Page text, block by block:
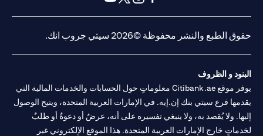
حقوق الطبع والنشر محفوظة ©2026 سيتي جروب انك.
البنود و الظروف
يوفر موقع Citibank.ae معلوماتٍ حول الحسابات والخدمات المالية التي
يقدمها فرع سيتي بنك إن.إيه. في الإمارات العربية المتحدة، ويتيح الوصول
إليها. ولا يُقصد به، ولا ينبغي تفسيره على أنه، عرضٌ أو دعوةٌ أو طلبٌ
لخدماتٍ خارج الإمارات العربية المتحدة. هذا الموقع الإلكتروني غير